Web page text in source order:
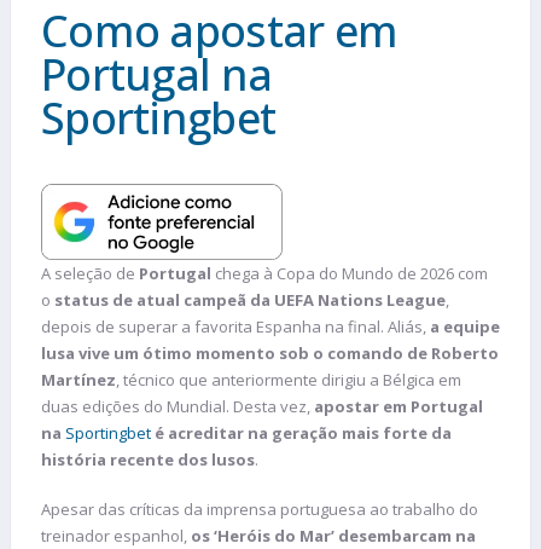
Como apostar em
Portugal na
Sportingbet
A seleção de Portugal chega à Copa do Mundo de 2026 com
o status de atual campeã da UEFA Nations League,
depois de superar a favorita Espanha na final. Aliás, a equipe
lusa vive um ótimo momento sob o comando de Roberto
Martínez, técnico que anteriormente dirigiu a Bélgica em
duas edições do Mundial. Desta vez, apostar em Portugal
na Sportingbet é acreditar na geração mais forte da
história recente dos lusos.
Apesar das críticas da imprensa portuguesa ao trabalho do
treinador espanhol, os ‘Heróis do Mar’ desembarcam na